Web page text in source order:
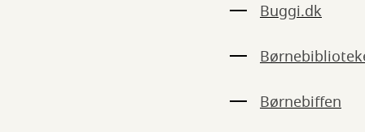
Buggi.dk
Børnebiffen